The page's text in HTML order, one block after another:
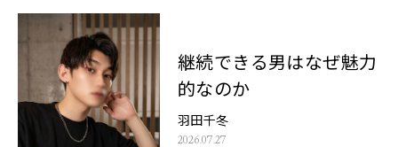
継続できる男はなぜ魅力
的なのか
羽田千冬
2026.07.27